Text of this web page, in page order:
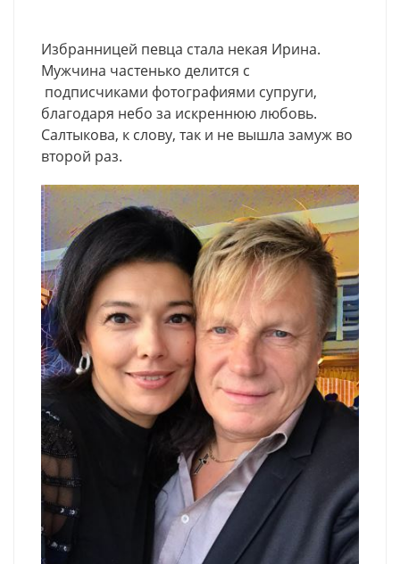
Избранницей певца стала некая Ирина.
Мужчина частенько делится с
подписчиками фотографиями супруги,
благодаря небо за искреннюю любовь.
Салтыкова, к слову, так и не вышла замуж во
второй раз.